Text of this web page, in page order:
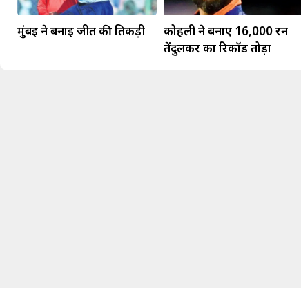
मुंबई ने बनाई जीत की तिकड़ी
कोहली ने बनाए 16,000 रन
तेंदुलकर का रिकॉर्ड तोड़ा